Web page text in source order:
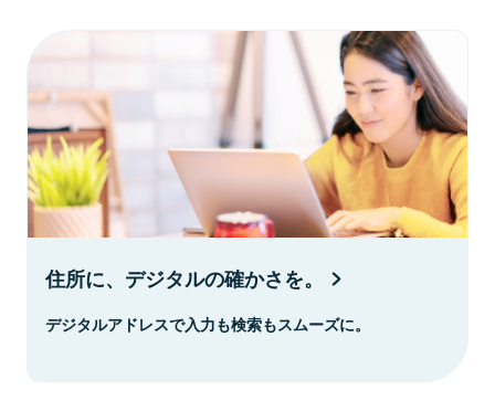
住所に、デジタルの確かさを。
デジタルアドレスで入力も検索もスムーズに。